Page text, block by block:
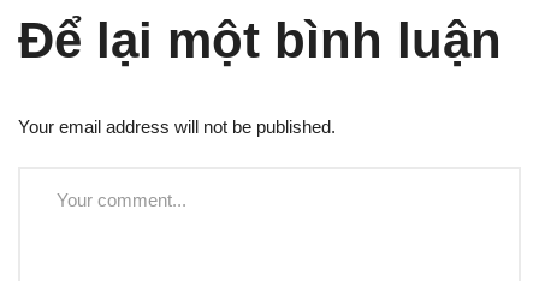
Để lại một bình luận
Your email address will not be published.